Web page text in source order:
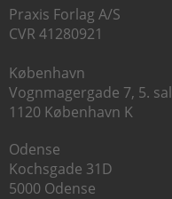
Praxis Forlag A/S
CVR 41280921
København
Vognmagergade 7, 5. sal
1120 København K
Odense
Kochsgade 31D
5000 Odense